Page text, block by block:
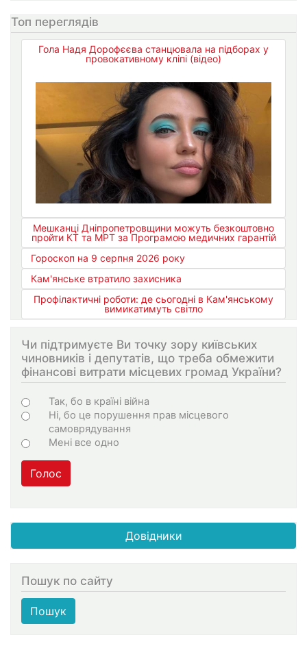
Топ переглядів
Гола Надя Дорофєєва станцювала на підборах у
провокативному кліпі (відео)
Мешканці Дніпропетровщини можуть безкоштовно
пройти КТ та МРТ за Програмою медичних гарантій
Гороскоп на 9 серпня 2026 року
Кам'янське втратило захисника
Профілактичні роботи: де сьогодні в Кам'янському
вимикатимуть світло
Чи підтримуєте Ви точку зору київських
чиновників і депутатів, що треба обмежити
фінансові витрати місцевих громад України?
Варіанти
Так, бо в країні війна
Ні, бо це порушення прав місцевого
самоврядування
Мені все одно
Голос
Довідники
Пошук по сайту
Пошук